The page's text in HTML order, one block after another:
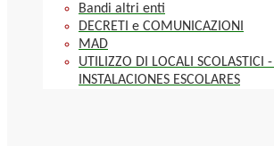
Bandi altri enti
DECRETI e COMUNICAZIONI
MAD
UTILIZZO DI LOCALI SCOLASTICI
INSTALACIONES ESCOLARES